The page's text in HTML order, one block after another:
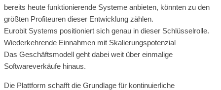
bereits heute funktionierende Systeme anbieten, könnten zu den
größten Profiteuren dieser Entwicklung zählen.
Eurobit Systems positioniert sich genau in dieser Schlüsselrolle.
Wiederkehrende Einnahmen mit Skalierungspotenzial
Das Geschäftsmodell geht dabei weit über einmalige
Softwareverkäufe hinaus.
Die Plattform schafft die Grundlage für kontinuierliche